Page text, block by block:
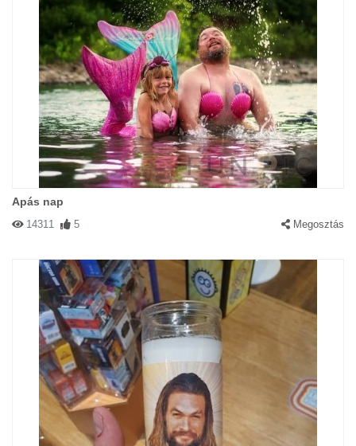
Apás nap
14311 5 Megosztás